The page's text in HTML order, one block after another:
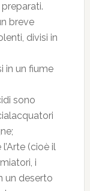
breve
divisi in
in un fiume
sono
(cioè il
i
un deserto